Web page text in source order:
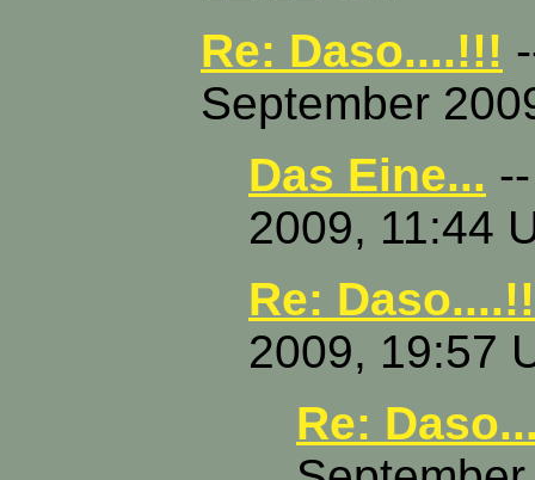
Re: Daso....!!!
September
Das Eine...
2009, 11:44
Re:
2009, 19:57
Re: